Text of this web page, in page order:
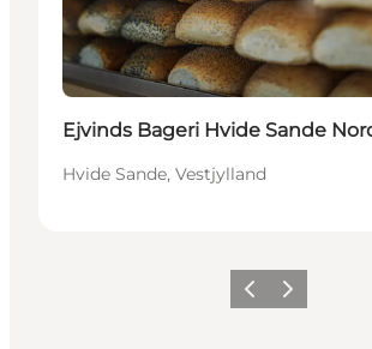
Ejvinds Bageri Hvide Sande
Hvide Sande, Vestjylland
ForrigeNæste